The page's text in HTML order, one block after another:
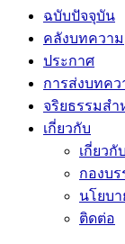
ฉบับปัจจุบัน
คลังบทความ
ประกาศ
การส่งบทคว
จริยธรรมส
เกี่ยวกับ
เกี่ยวกั
กองบ
นโยบ
ติดต่อ